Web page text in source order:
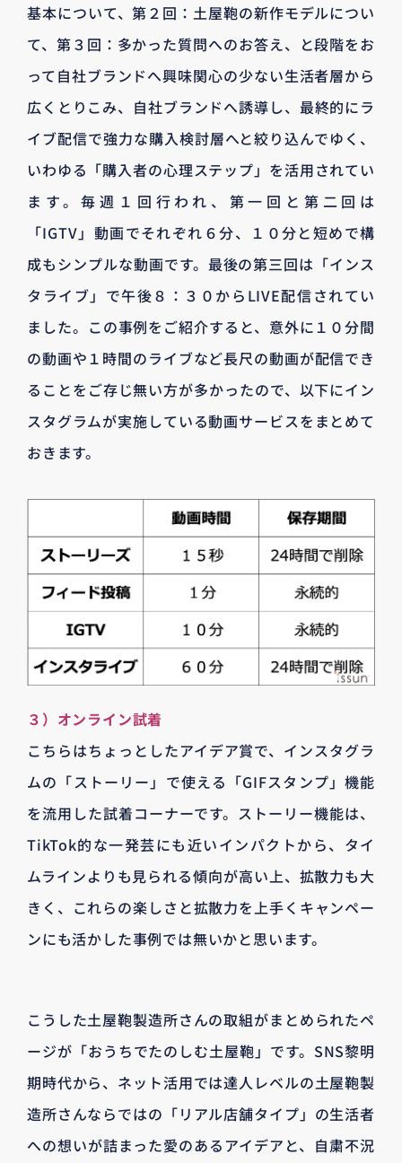
基本について、第２回：土屋鞄の新作モデルについ
て、第３回：多かった質問へのお答え、と段階をお
って自社ブランドへ興味関心の少ない生活者層から
広くとりこみ、自社ブランドへ誘導し、最終的にラ
イブ配信で強力な購入検討層へと絞り込んでゆく、
いわゆる「購入者の心理ステップ」を活用されてい
ます。毎週１回行われ、第一回と第二回は
「IGTV」動画でそれぞれ６分、１０分と短めで構
成もシンプルな動画です。最後の第三回は「インス
タライブ」で午後８：３０からLIVE配信されてい
ました。この事例をご紹介すると、意外に１０分間
の動画や１時間のライブなど長尺の動画が配信でき
ることをご存じ無い方が多かったので、以下にイン
スタグラムが実施している動画サービスをまとめて
おきます。
３）オンライン試着
こちらはちょっとしたアイデア賞で、インスタグラ
ムの「ストーリー」で使える「GIFスタンプ」機能
を流用した試着コーナーです。ストーリー機能は、
TikTok的な一発芸にも近いインパクトから、タイ
ムラインよりも見られる傾向が高い上、拡散力も大
きく、これらの楽しさと拡散力を上手くキャンペー
ンにも活かした事例では無いかと思います。
こうした土屋鞄製造所さんの取組がまとめられたペ
ージが「おうちでたのしむ土屋鞄」です。SNS黎明
期時代から、ネット活用では達人レベルの土屋鞄製
造所さんならではの「リアル店舗タイプ」の生活者
への想いが詰まった愛のあるアイデアと、自粛不況